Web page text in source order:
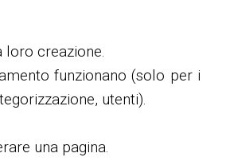
loro creazione.
funzionano (solo per i
utenti).
una pagina.